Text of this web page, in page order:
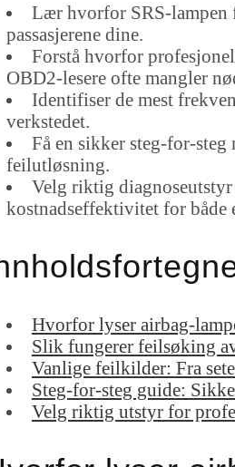
Lær hvorfor SRS-lampen
passasjerene dine.
Forstå hvorfor
OBD2-lesere ofte mangler
Identifiser de mest
verkstedet.
Få en sikker steg-for-
feilutløsning.
Velg riktig
kostnadseffektivitet for både
Hvorfor lyser airbag-
Slik fungerer feilsøking
Vanlige feilkilder: Fra
Steg-for-steg guide:
Velg riktig utstyr for